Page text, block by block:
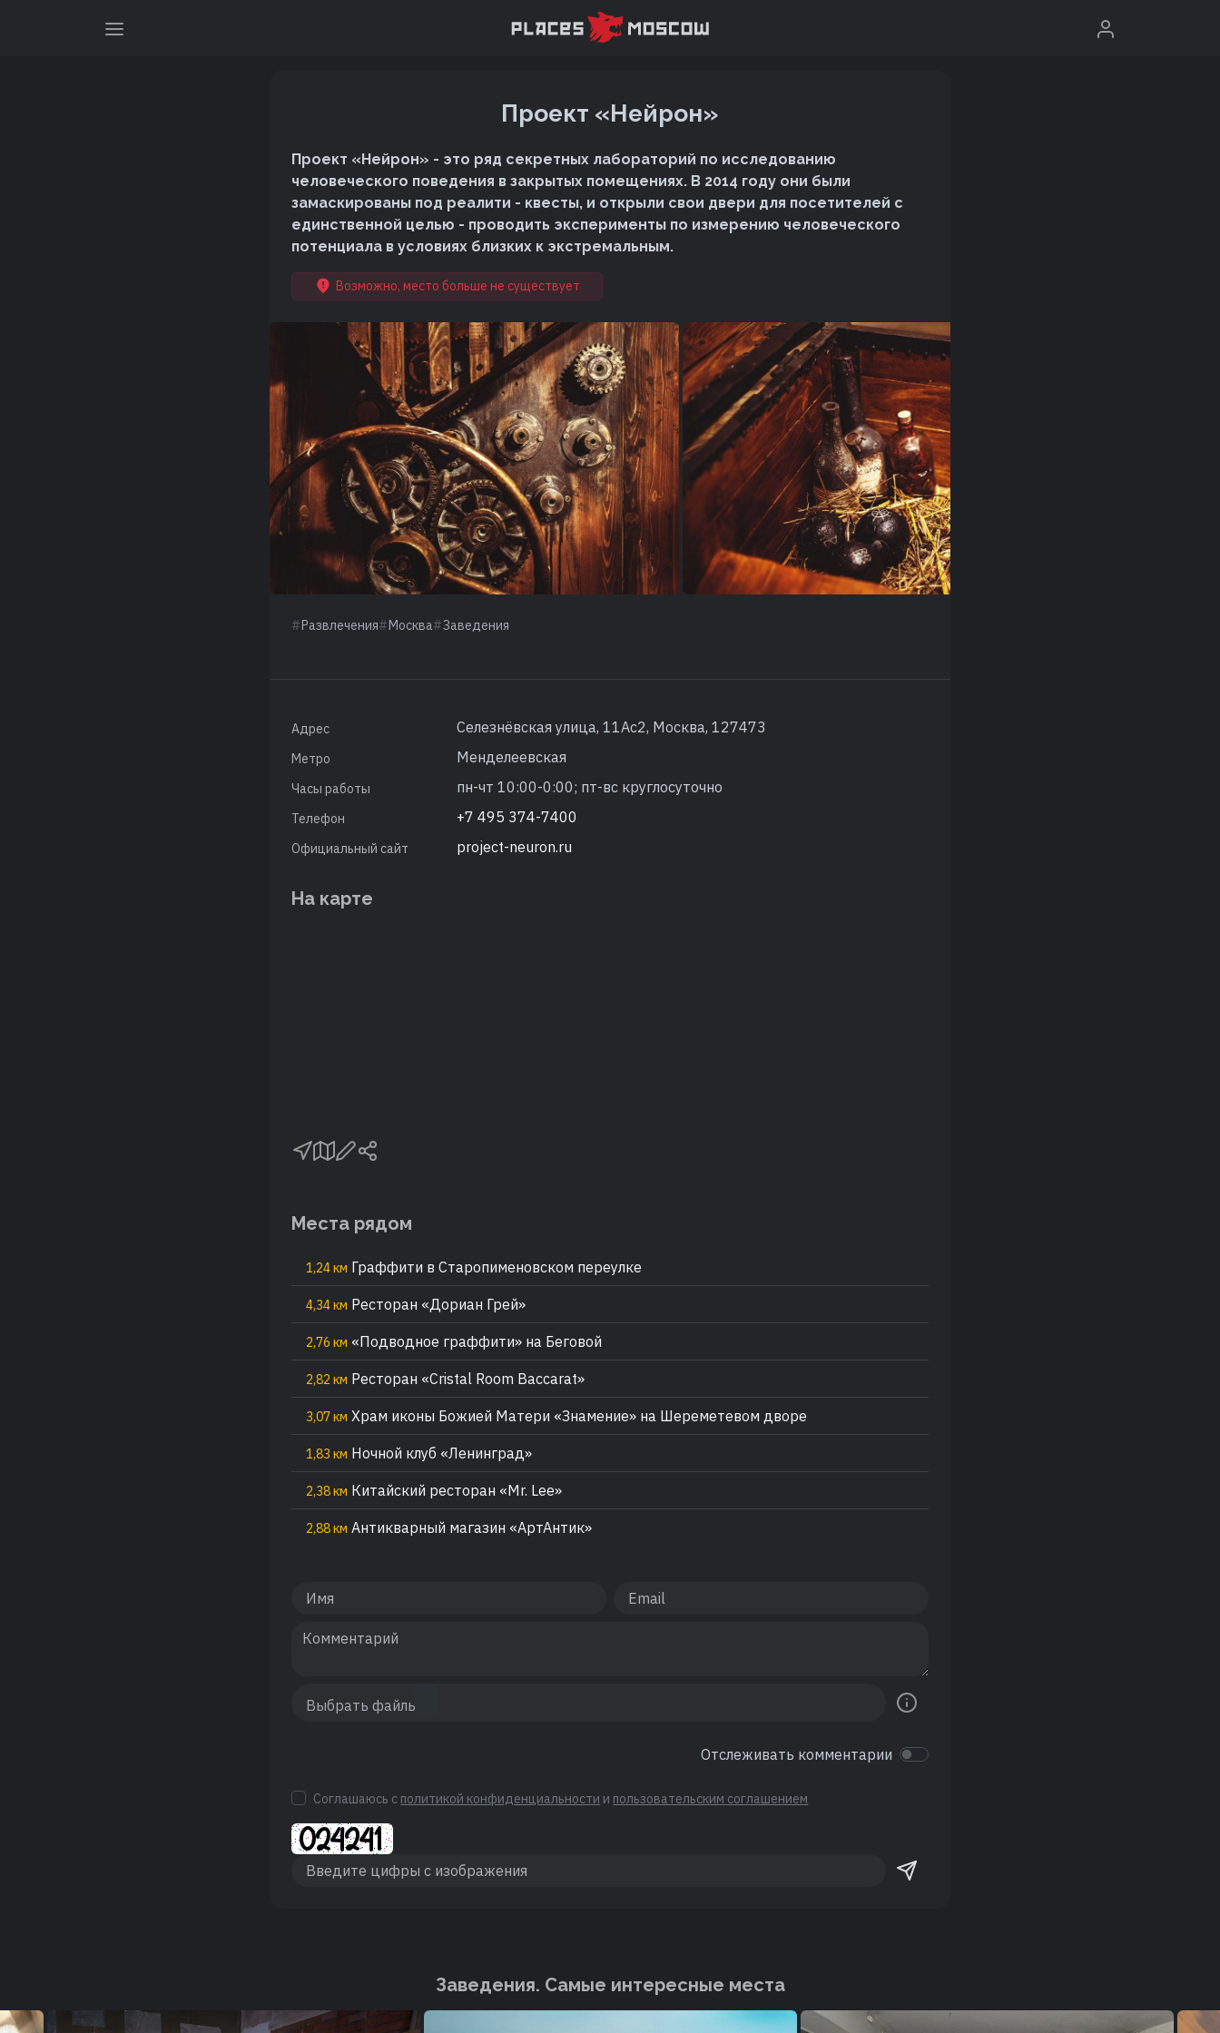
Проект «Нейрон»
Проект «Нейрон» - это ряд секретных лабораторий по исследованию
человеческого поведения в закрытых помещениях. В 2014 году они были
замаскированы под реалити - квесты, и открыли свои двери для посетителей с
единственной целью - проводить эксперименты по измерению человеческого
потенциала в условиях близких к экстремальным.
Возможно, место больше не существует
Развлечения Москва Заведения
Адрес Селезнёвская улица, 11Ас2, Москва, 127473
Метро Менделеевская
Часы работы пн-чт 10:00-0:00; пт-вс круглосуточно
Телефон +7 495 374-7400
Официальный сайт project-neuron.ru
На карте
Места рядом
1,24 км Граффити в Старопименовском переулке
4,34 км Ресторан «Дориан Грей»
2,76 км «Подводное граффити» на Беговой
2,82 км Ресторан «Cristal Room Baccarat»
3,07 км Храм иконы Божией Матери «Знамение» на Шереметевом дворе
1,83 км Ночной клуб «Ленинград»
2,38 км Китайский ресторан «Mr. Lee»
2,88 км Антикварный магазин «АртАнтик»
Отслеживать комментарии
Соглашаюсь с политикой конфиденциальности и пользовательским соглашением
Заведения. Cамые интересные места